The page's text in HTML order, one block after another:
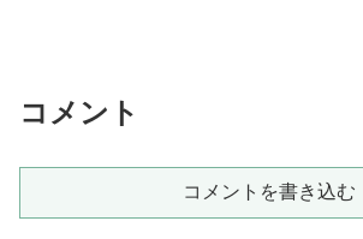
コメント
コメントを書き込む